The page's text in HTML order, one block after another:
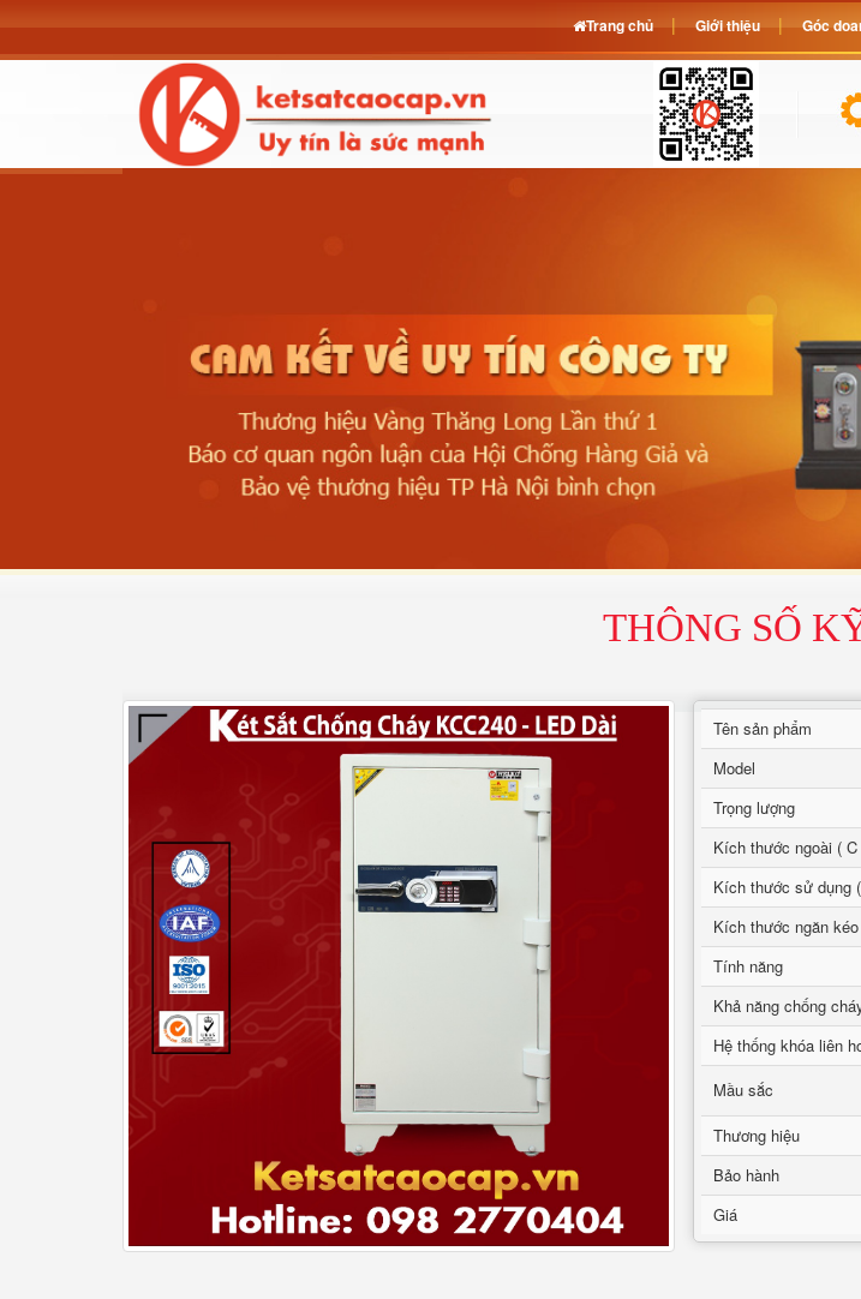
THÔNG SỐ
Tên sản phẩm
Model
Trọng lượng
Kích thước ngoài (
Kích thước sử dụng
Kích thước ngăn
Tính năng
Khả năng chống
Hệ thống khóa liên
Mầu sắc
Thương hiệu
Bảo hành
Giá
Trang chủ Giới thiệu Góc